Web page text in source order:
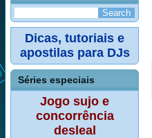
Dicas, tutoriais e
apostilas para DJs
Séries especiais
Jogo sujo e
concorrência
desleal